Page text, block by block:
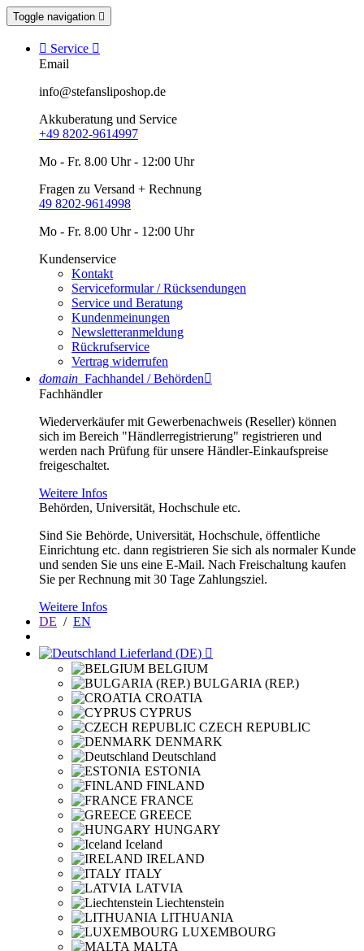
Toggle navigation 
 Service 
Email
info@stefansliposhop.de
Akkuberatung und Service
+49 8202-9614997
Mo - Fr. 8.00 Uhr - 12:00 Uhr
Fragen zu Versand + Rechnung
49 8202-9614998
Mo - Fr. 8.00 Uhr - 12:00 Uhr
Kundenservice
Kontakt
Serviceformular / Rücksendungen
Service und Beratung
Kundenmeinungen
Newsletteranmeldung
Rückrufservice
Vertrag widerrufen
domain Fachhandel / Behörden
Fachhändler
Wiederverkäufer mit Gewerbenachweis (Reseller) können
sich im Bereich "Händlerregistrierung" registrieren und
werden nach Prüfung für unsere Händler-Einkaufspreise
freigeschaltet.
Weitere Infos
Behörden, Universität, Hochschule etc.
Sind Sie Behörde, Universität, Hochschule, öffentliche
Einrichtung etc. dann registrieren Sie sich als normaler Kunde
und senden Sie uns eine E-Mail. Nach Freischaltung kaufen
Sie per Rechnung mit 30 Tage Zahlungsziel.
Weitere Infos
DE / EN
Lieferland (DE) 
BELGIUM
BULGARIA (REP.)
CROATIA
CYPRUS
CZECH REPUBLIC
DENMARK
Deutschland
ESTONIA
FINLAND
FRANCE
GREECE
HUNGARY
Iceland
IRELAND
ITALY
LATVIA
Liechtenstein
LITHUANIA
LUXEMBOURG
MALTA